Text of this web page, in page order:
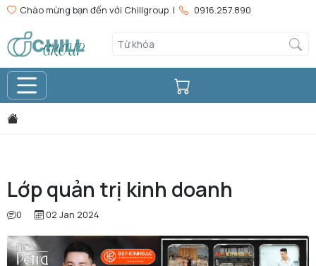
Chào mừng bạn đến với Chillgroup | 0916.257.890
Lớp quản trị kinh doanh
0 02 Jan 2024